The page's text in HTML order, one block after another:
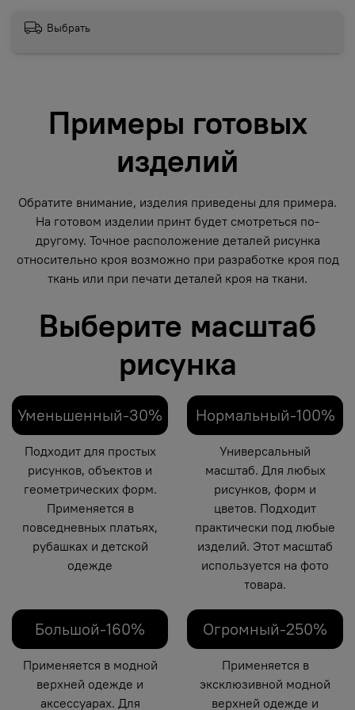
Выбрать
Примеры готовых
изделий
Обратите внимание, изделия приведены для примера.
На готовом изделии принт будет смотреться по-
другому. Точное расположение деталей рисунка
относительно кроя возможно при разработке кроя под
ткань или при печати деталей кроя на ткани.
Выберите масштаб
рисунка
Уменьшенный-30%
Подходит для простых
рисунков, объектов и
геометрических форм.
Применяется в
повседневных платьях,
рубашках и детской
одежде
Нормальный-100%
Универсальный
масштаб. Для любых
рисунков, форм и
цветов. Подходит
практически под любые
изделий. Этот масштаб
используется на фото
товара.
Большой-160%
Применяется в модной
верхней одежде и
аксессуарах. Для
Огромный-250%
Применяется в
эксклюзивной модной
верхней одежде и